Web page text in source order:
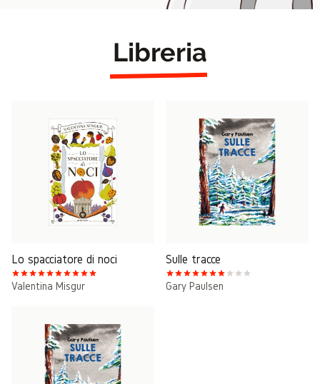
Libreria
Lo spacciatore di noci
Valentina Misgur
Sulle tracce
Gary Paulsen